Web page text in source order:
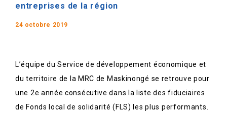
entreprises de la région
24 octobre 2019
L’équipe du Service de développement économique et
du territoire de la MRC de Maskinongé se retrouve pour
une 2e année consécutive dans la liste des fiduciaires
de Fonds local de solidarité (FLS) les plus performants.